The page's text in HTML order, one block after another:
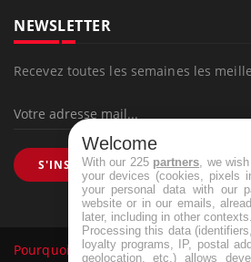
NEWSLETTER
Recevez toutes les semaines les
S'INSCRIRE
Pourquoi Docteur Tous droits
Welcome
With our 225 partners , we
your devices (cookies, pixels
your personal data with our
website or in our emails,
later, including in other contexts.
Processing this data
loyalty programs, IP, postal
geolocation, etc.) allows